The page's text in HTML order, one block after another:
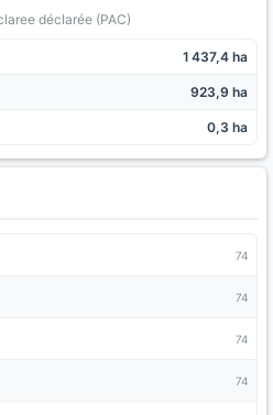
déclarée (PAC)
1 437,4 ha
923,9 ha
0,3 ha
74
74
74
74